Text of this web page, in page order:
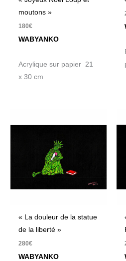
moutons »
180€
WABYANKO
Acrylique sur papier 21
x 30 cm
« La douleur de la statue
de la liberté »
280€
WABYANKO